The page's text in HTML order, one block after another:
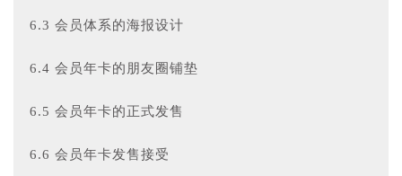
6.3 会员体系的海报设计
6.4 会员年卡的朋友圈铺垫
6.5 会员年卡的正式发售
6.6 会员年卡发售接受